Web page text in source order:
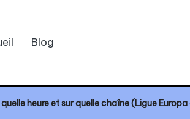
Blog
heure et sur quelle chaîne (Ligue